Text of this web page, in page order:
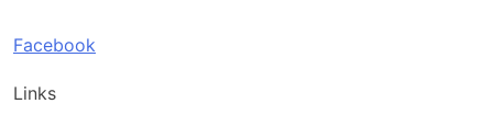
Facebook
Links